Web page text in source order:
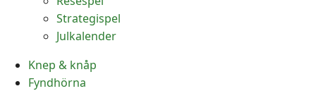
Strategispel
Julkalender
Knep & knåp
Fyndhörna